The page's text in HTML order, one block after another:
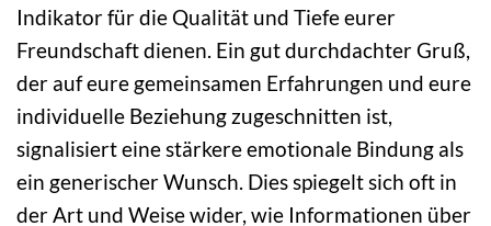
Indikator für die Qualität und Tiefe eurer
Freundschaft dienen. Ein gut durchdachter Gruß,
der auf eure gemeinsamen Erfahrungen und eure
individuelle Beziehung zugeschnitten ist,
signalisiert eine stärkere emotionale Bindung als
ein generischer Wunsch. Dies spiegelt sich oft in
der Art und Weise wider, wie Informationen über